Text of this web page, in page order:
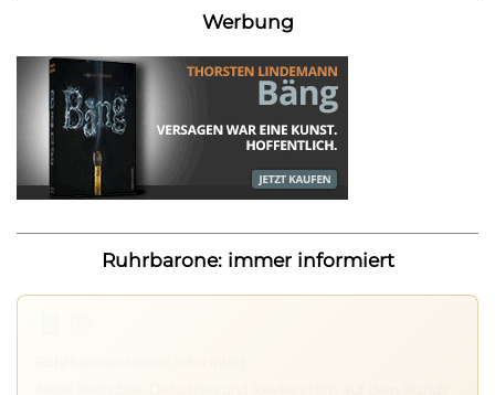
Werbung
Ruhrbarone: immer informiert